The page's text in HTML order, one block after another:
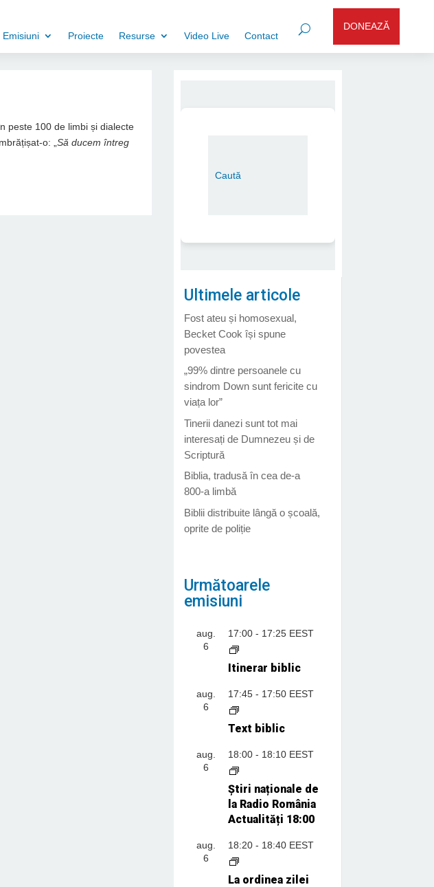
Emisiuni Proiecte Resurse Video Live Contact
DONEAZĂ
peste 100 de limbi și dialecte
o: „Să ducem întreg
Ultimele articole
Fost ateu și homosexual,
Becket Cook își spune
povestea
„99% dintre persoanele cu
sindrom Down sunt fericite cu
viața lor”
Tinerii danezi sunt tot mai
interesați de Dumnezeu și de
Scriptură
Biblia, tradusă în cea de-a
800-a limbă
Biblii distribuite lângă o școală,
oprite de poliție
Următoarele
emisiuni
aug.
6
17:00- 17:25 EEST
Itinerar biblic
aug.
6
17:45- 17:50 EEST
Text biblic
aug.
6
18:00- 18:10 EEST
Știri naționale de
la Radio România
Actualități 18:00
aug.
6
18:20- 18:40 EEST
La ordinea zilei